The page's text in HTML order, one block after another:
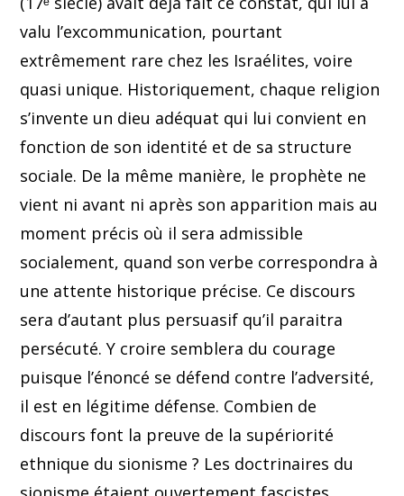
valu l’excommunication, pourtant
extrêmement rare chez les Israélites, voire
quasi unique. Historiquement, chaque religion
s’invente un dieu adéquat qui lui convient en
fonction de son identité et de sa structure
sociale. De la même manière, le prophète ne
vient ni avant ni après son apparition mais au
moment précis où il sera admissible
socialement, quand son verbe correspondra à
une attente historique précise. Ce discours
sera d’autant plus persuasif qu’il paraitra
persécuté. Y croire semblera du courage
puisque l’énoncé se défend contre l’adversité,
il est en légitime défense. Combien de
discours font la preuve de la supériorité
ethnique du sionisme ? Les doctrinaires du